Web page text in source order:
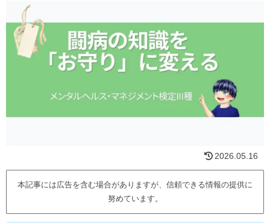
2026.05.16
本記事には広告を含む場合がありますが、信頼できる情報の提供に
努めています。